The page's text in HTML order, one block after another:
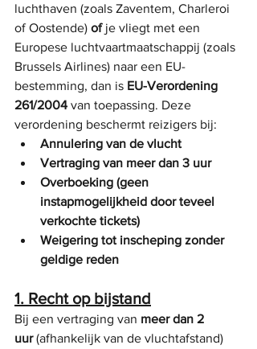
luchthaven (zoals Zaventem, Charleroi
of Oostende) of je vliegt met een
Europese luchtvaartmaatschappij (zoals
Brussels Airlines) naar een EU-
bestemming, dan is EU-Verordening
261/2004 van toepassing. Deze
verordening beschermt reizigers bij:
Annulering van de vlucht
Vertraging van meer dan 3 uur
Overboeking (geen
instapmogelijkheid door teveel
verkochte tickets)
Weigering tot inscheping zonder
geldige reden
1. Recht op bijstand
Bij een vertraging van meer dan 2
uur (afhankelijk van de vluchtafstand)